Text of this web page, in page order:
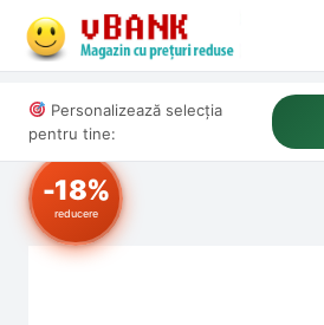
Personalizează selecția
pentru tine:
-18%
reducere